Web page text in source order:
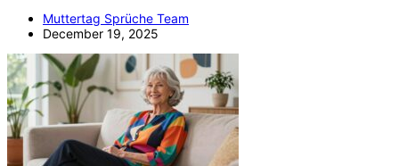
Muttertag Sprüche Team
December 19, 2025